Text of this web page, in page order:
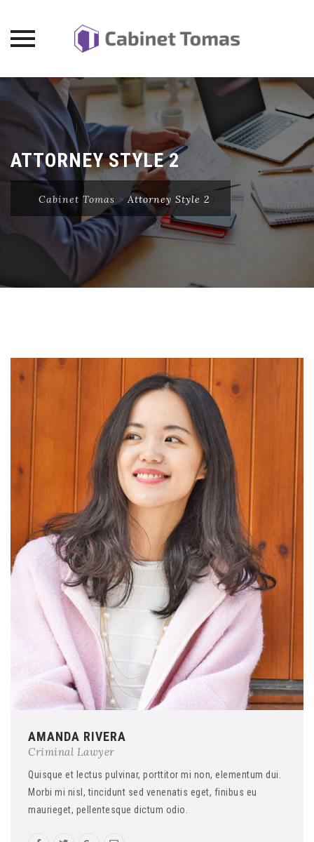
Skip
content
ATTORNEY STYLE 2
Cabinet Tomas > Attorney Style 2
AMANDA RIVERA
Criminal Lawyer
Quisque et lectus pulvinar, porttitor mi non, elementum dui.
Morbi mi nisl, tincidunt sed venenatis eget, finibus eu
maurieget, pellentesque dictum odio.